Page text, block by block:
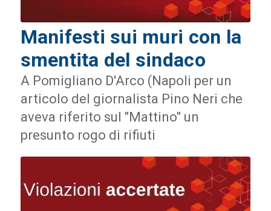
Manifesti sui muri con la
smentita del sindaco
A Pomigliano D'Arco (Napoli per un
articolo del giornalista Pino Neri che
aveva riferito sul "Mattino" un
presunto rogo di rifiuti